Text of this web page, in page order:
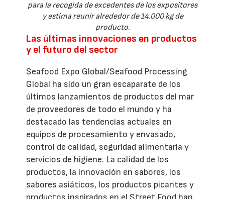
para la recogida de excedentes de los expositores
y estima reunir alrededor de 14.000 kg de
producto.
Las últimas innovaciones en productos
y el futuro del sector
Seafood Expo Global/Seafood Processing
Global ha sido un gran escaparate de los
últimos lanzamientos de productos del mar
de proveedores de todo el mundo y ha
destacado las tendencias actuales en
equipos de procesamiento y envasado,
control de calidad, seguridad alimentaria y
servicios de higiene. La calidad de los
productos, la innovación en sabores, los
sabores asiáticos, los productos picantes y